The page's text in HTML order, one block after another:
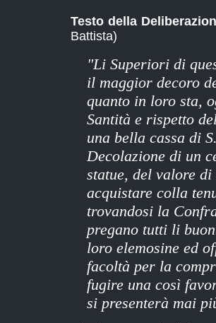
Testo della
Battista)
"Li Superiori di
il maggior decoro
quanto in loro sta,
Santità e rispetto
una bella cassa di
Decolazione di un
statue, del valore
acquistare colla
trovandosi la
pregano tutti li
loro elemosine ed
facoltà per la
fugire una così
si presenterà mai